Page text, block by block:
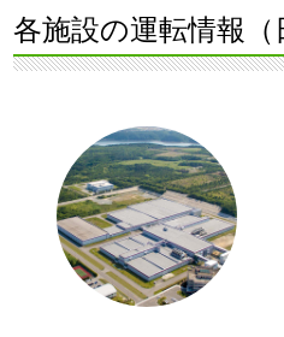
各施設の運転情報（